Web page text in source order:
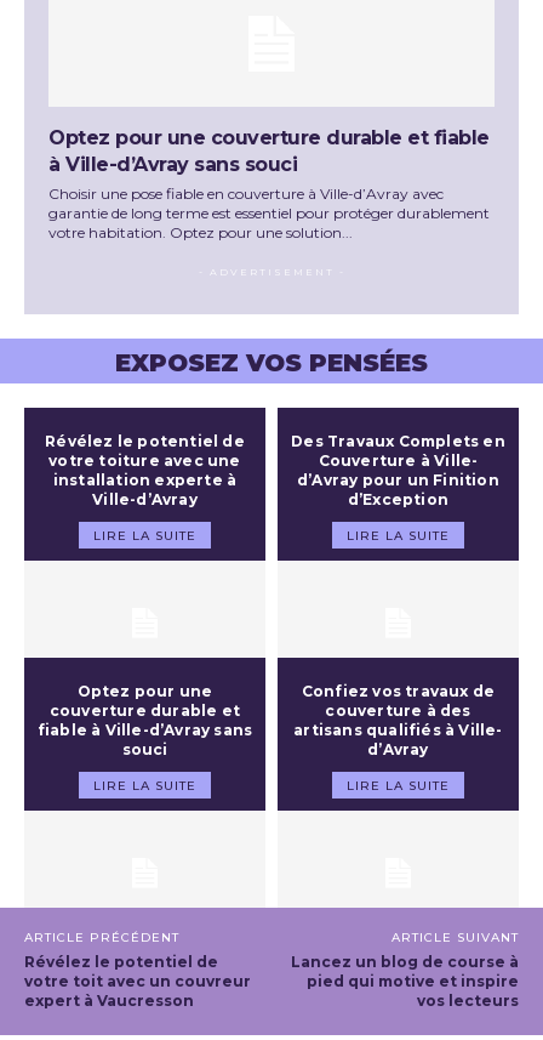
Optez pour une couverture durable et fiable
à Ville-d’Avray sans souci
Choisir une pose fiable en couverture à Ville-d’Avray avec
garantie de long terme est essentiel pour protéger durablement
votre habitation. Optez pour une solution...
- ADVERTISEMENT -
EXPOSEZ VOS PENSÉES
Révélez le potentiel de
votre toiture avec une
installation experte à
Ville-d’Avray
LIRE LA SUITE
Des Travaux Complets en
Couverture à Ville-
d’Avray pour un Finition
d’Exception
LIRE LA SUITE
Optez pour une
couverture durable et
fiable à Ville-d’Avray sans
souci
LIRE LA SUITE
Confiez vos travaux de
couverture à des
artisans qualifiés à Ville-
d’Avray
LIRE LA SUITE
ARTICLE PRÉCÉDENT
Révélez le potentiel de
votre toit avec un couvreur
expert à Vaucresson
ARTICLE SUIVANT
Lancez un blog de course à
pied qui motive et inspire
vos lecteurs